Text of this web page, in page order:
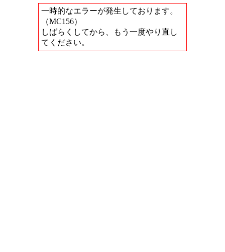
一時的なエラーが発生しております。
（MC156）
しばらくしてから、もう一度やり直し
てください。